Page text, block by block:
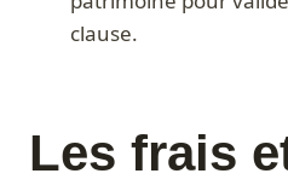
clause.
Les frais